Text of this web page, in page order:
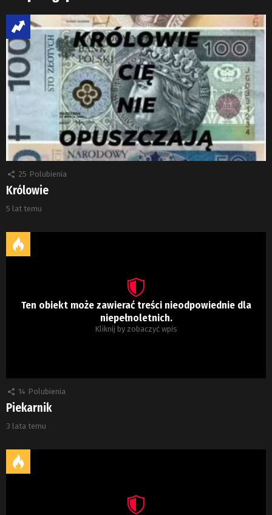
25 Polubienia
Królowie
5 lat temu
Ten obiekt może zawierać treści nieodpowiednie dla
niepełnoletnich.
Kliknij by zobaczyć wpis
14 Polubienia
Piekarnik
3 lata temu